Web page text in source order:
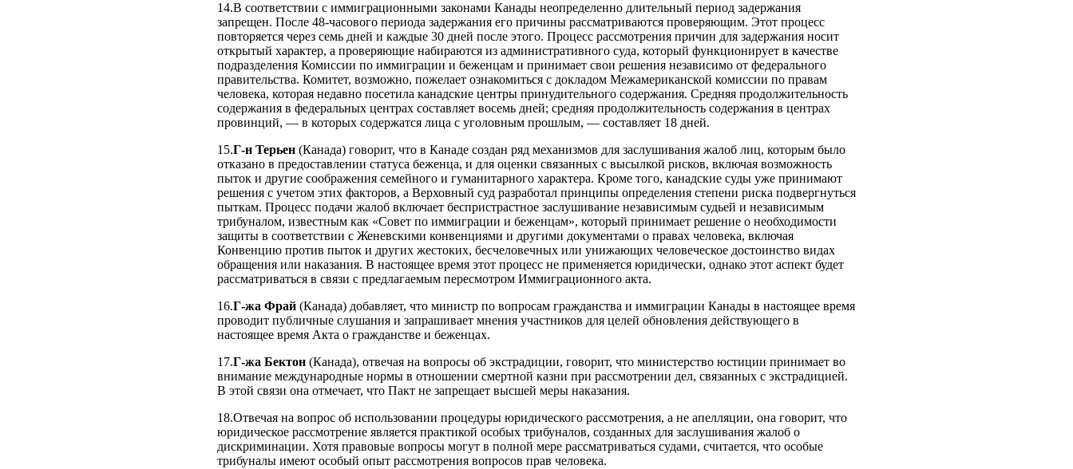
14.В соответствии с иммиграционными законами Канады неопределенно длительный период задержания
запрещен. После 48‑часового периода задержания его причины рассматриваются проверяющим. Этот процесс
повторяется через семь дней и каждые 30 дней после этого. Процесс рассмотрения причин для задержания носит
открытый характер, а проверяющие набираются из административного суда, который функционирует в качестве
подразделения Комиссии по иммиграции и беженцам и принимает свои решения независимо от федерального
правительства. Комитет, возможно, пожелает ознакомиться с докладом Межамериканской комиссии по правам
человека, которая недавно посетила канадские центры принудительного содержания. Средняя продолжительность
содержания в федеральных центрах составляет восемь дней; средняя продолжительность содержания в центрах
провинций, — в которых содержатся лица с уголовным прошлым, — составляет 18 дней.
15.Г-н Терьен (Канада) говорит, что в Канаде создан ряд механизмов для заслушивания жалоб лиц, которым было
отказано в предоставлении статуса беженца, и для оценки связанных с высылкой рисков, включая возможность
пыток и другие соображения семейного и гуманитарного характера. Кроме того, канадские суды уже принимают
решения с учетом этих факторов, а Верховный суд разработал принципы определения степени риска подвергнуться
пыткам. Процесс подачи жалоб включает беспристрастное заслушивание независимым судьей и независимым
трибуналом, известным как «Совет по иммиграции и беженцам», который принимает решение о необходимости
защиты в соответствии с Женевскими конвенциями и другими документами о правах человека, включая
Конвенцию против пыток и других жестоких, бесчеловечных или унижающих человеческое достоинство видах
обращения или наказания. В настоящее время этот процесс не применяется юридически, однако этот аспект будет
рассматриваться в связи с предлагаемым пересмотром Иммиграционного акта.
16.Г-жа Фрай (Канада) добавляет, что министр по вопросам гражданства и иммиграции Канады в настоящее время
проводит публичные слушания и запрашивает мнения участников для целей обновления действующего в
настоящее время Акта о гражданстве и беженцах.
17.Г-жа Бектон (Канада), отвечая на вопросы об экстрадиции, говорит, что министерство юстиции принимает во
внимание международные нормы в отношении смертной казни при рассмотрении дел, связанных с экстрадицией.
В этой связи она отмечает, что Пакт не запрещает высшей меры наказания.
18.Отвечая на вопрос об использовании процедуры юридического рассмотрения, а не апелляции, она говорит, что
юридическое рассмотрение является практикой особых трибуналов, созданных для заслушивания жалоб о
дискриминации. Хотя правовые вопросы могут в полной мере рассматриваться судами, считается, что особые
трибуналы имеют особый опыт рассмотрения вопросов прав человека.